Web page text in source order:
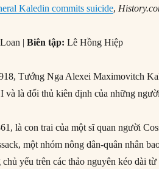
Kaledin commits suicide,
|Biên tập:Lê Hồng Hiệp
Tướng Nga Alexei Maximovitch
và là đối thủ kiên định của những
là con trai của một sĩ quan người
một nhóm nông dân-quân nhân
yếu trên các thảo nguyên kéo dài